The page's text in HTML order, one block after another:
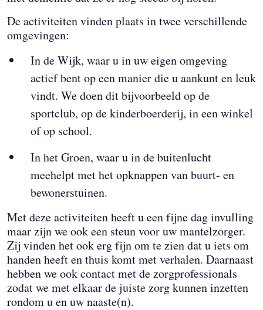
De activiteiten vinden plaats in twee verschillende
omgevingen:
In de Wijk, waar u in uw eigen omgeving
actief bent op een manier die u aankunt en leuk
vindt. We doen dit bijvoorbeeld op de
sportclub, op de kinderboerderij, in een winkel
of op school.
In het Groen, waar u in de buitenlucht
meehelpt met het opknappen van buurt- en
bewonerstuinen.
Met deze activiteiten heeft u een fijne dag invulling
maar zijn we ook een steun voor uw mantelzorger.
Zij vinden het ook erg fijn om te zien dat u iets om
handen heeft en thuis komt met verhalen. Daarnaast
hebben we ook contact met de zorgprofessionals
zodat we met elkaar de juiste zorg kunnen inzetten
rondom u en uw naaste(n).